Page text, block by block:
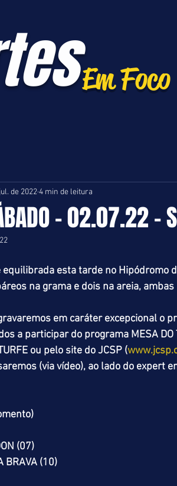
Em Foco
- 02.07.22 -
de 20224 min de leitura
equilibrada esta tarde no Hipódromo
na grama e dois na areia, ambas
em caráter excepcional o
a participar do programa MESA
ou pelo site do JCSP (
(via vídeo), ao lado do expert
(07)
BRAVA (10)